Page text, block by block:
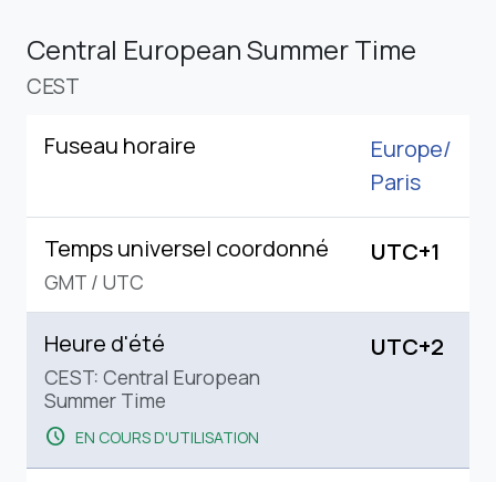
Central European Summer Time
CEST
Fuseau horaire
Europe/
Paris
Temps universel coordonné
GMT / UTC
UTC+1
Heure d'été
CEST: Central European
Summer Time
schedule EN COURS D'UTILISATION
UTC+2